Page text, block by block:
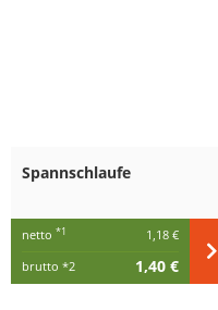
Spannschlaufe
netto *1
1,18 €
brutto *2 1,40 €